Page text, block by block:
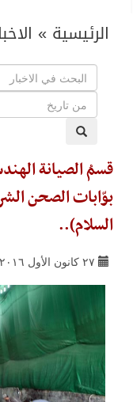
الرئيسية »
قسمُ الصيانة
بوّابات الصحن
السلام)..
٢٧ كانون الأول ٢٠١٦ ١٧:١٠